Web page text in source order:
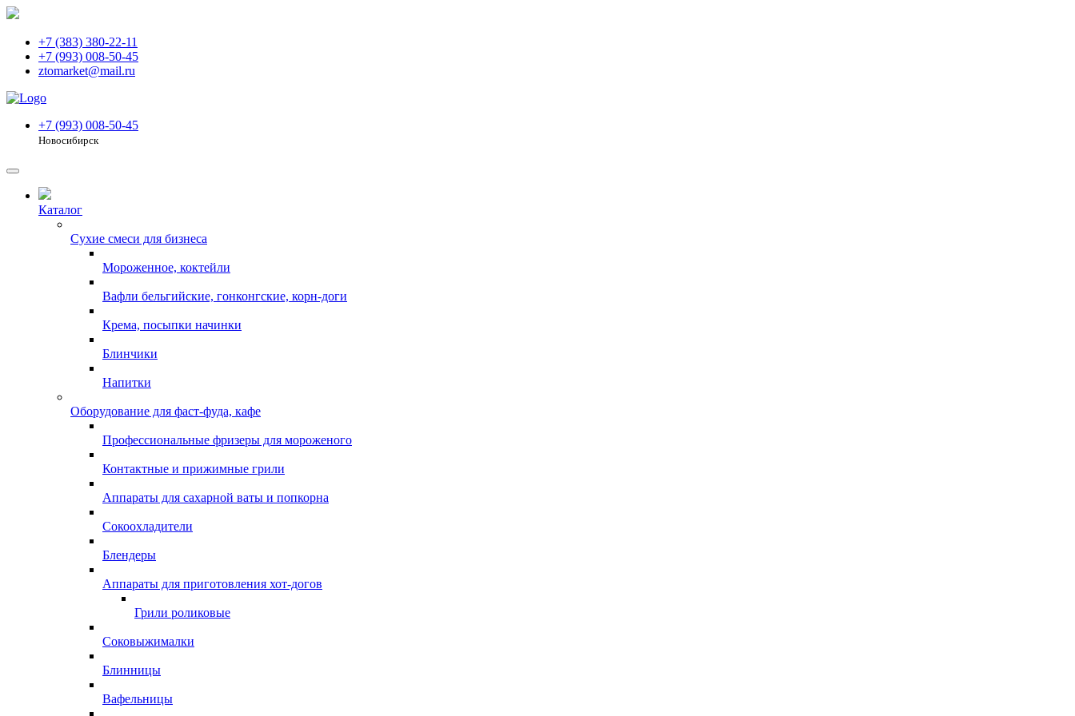
+7 (383) 380-22-11
+7 (993) 008-50-45
ztomarket@mail.ru
+7 (993) 008-50-45
Новосибирск
Каталог
Сухие смеси для бизнеса
Мороженное, коктейли
Вафли бельгийские, гонконгские, корн-доги
Крема, посыпки начинки
Блинчики
Напитки
Оборудование для фаст-фуда, кафе
Профессиональные фризеры для мороженого
Контактные и прижимные грили
Аппараты для сахарной ваты и попкорна
Сокоохладители
Блендеры
Аппараты для приготовления хот-догов
Грили роликовые
Соковыжималки
Блинницы
Вафельницы